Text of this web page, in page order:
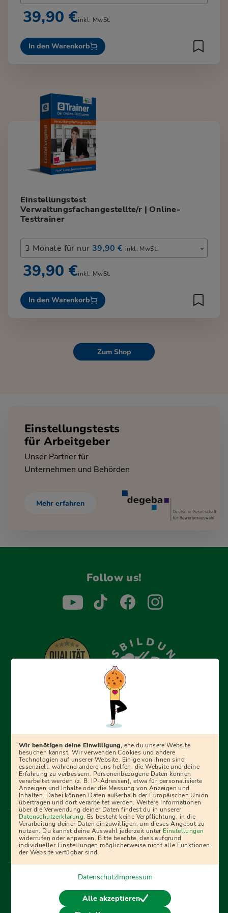
39,90 €inkl. MwSt.
In den Warenkorb
Einstellungstest
Verwaltungsfachangestellte/r | Online-
Testtrainer
3 Monate für nur 39,90 € inkl. MwSt.
39,90 €inkl. MwSt.
In den Warenkorb
Zum Shop
Einstellungstests
für Arbeitgeber
Unser Partner für
Unternehmen und Behörden
Mehr erfahren
Follow us!
Erfolgreich bewerben mit Ausbildungspark: Wir
begleiten dich Schritt für Schritt bei deinem Start in den
Ratgebern und Prüfungspaketen, interaktiven
Videokursen und vielem mehr. Für alle, die was werden
wollen!
Menü Fußleiste
Impressum Bildquellen Presse
Mediadaten
Partner
AGB Datenschutz
Widerrufsbelehrung
Bestellung
Affiliate Partner Cookies
Vertrag widerrufen
Wir benötigen deine Einwilligung, ehe du unsere Website
besuchen kannst. Wir verwenden Cookies und andere
Technologien auf unserer Website. Einige von ihnen sind
essenziell, während andere uns helfen, die Website und deine
Erfahrung zu verbessern. Personenbezogene Daten können
verarbeitet werden (z. B. IP-Adressen), etwa für personalisierte
Anzeigen und Inhalte oder die Messung von Anzeigen und
Inhalten. Dabei können Daten außerhalb der Europäischen Union
übertragen und dort verarbeitet werden. Weitere Informationen
über die Verwendung deiner Daten findest du in unserer
Datenschutzerklärung. Es besteht keine Verpflichtung, in die
Verarbeitung deiner Daten einzuwilligen, um dieses Angebot zu
nutzen. Du kannst deine Auswahl jederzeit unter Einstellungen
widerrufen oder anpassen. Bitte beachte, dass aufgrund
individueller Einstellungen möglicherweise nicht alle Funktionen
der Website verfügbar sind.
DatenschutzImpressum
Alle akzeptieren